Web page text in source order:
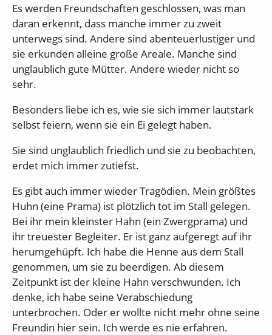
Es werden Freundschaften geschlossen, was man
daran erkennt, dass manche immer zu zweit
unterwegs sind. Andere sind abenteuerlustiger und
sie erkunden alleine große Areale. Manche sind
unglaublich gute Mütter. Andere wieder nicht so
sehr.
Besonders liebe ich es, wie sie sich immer lautstark
selbst feiern, wenn sie ein Ei gelegt haben.
Sie sind unglaublich friedlich und sie zu beobachten,
erdet mich immer zutiefst.
Es gibt auch immer wieder Tragödien. Mein größtes
Huhn (eine Prama) ist plötzlich tot im Stall gelegen.
Bei ihr mein kleinster Hahn (ein Zwergprama) und
ihr treuester Begleiter. Er ist ganz aufgeregt auf ihr
herumgehüpft. Ich habe die Henne aus dem Stall
genommen, um sie zu beerdigen. Ab diesem
Zeitpunkt ist der kleine Hahn verschwunden. Ich
denke, ich habe seine Verabschiedung
unterbrochen. Oder er wollte nicht mehr ohne seine
Freundin hier sein. Ich werde es nie erfahren.